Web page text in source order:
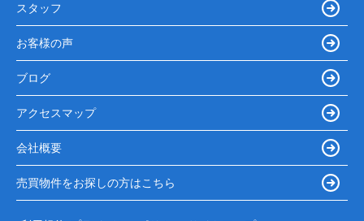
スタッフ
お客様の声
ブログ
アクセスマップ
会社概要
売買物件をお探しの方はこちら